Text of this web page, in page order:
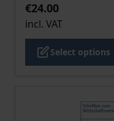
€24.00
incl. VAT
Select options